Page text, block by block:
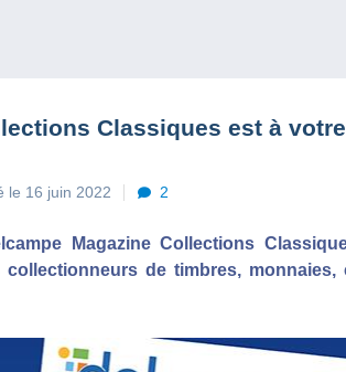
Classiques est à votre
le 16 juin 2022 2
Magazine Collections
de timbres, monnaies,